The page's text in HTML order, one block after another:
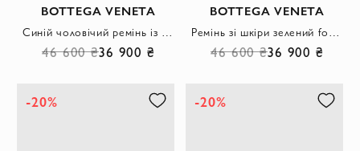
BOTTEGA VENETA
46 600 ₴36 900 ₴
BOTTEGA VENETA
46 600 ₴36 900 ₴
-20% -20%